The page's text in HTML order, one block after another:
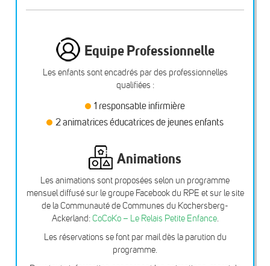
Equipe Professionnelle
Les enfants sont encadrés par des professionnelles
qualifiées :
1 responsable infirmière
2 animatrices éducatrices de jeunes enfants
Animations
Les animations sont proposées selon un programme
mensuel diffusé sur le groupe Facebook du RPE et sur le site
de la Communauté de Communes du Kochersberg-
Ackerland:CoCoKo – Le Relais Petite Enfance.
Les réservations se font par mail dès la parution du
programme.